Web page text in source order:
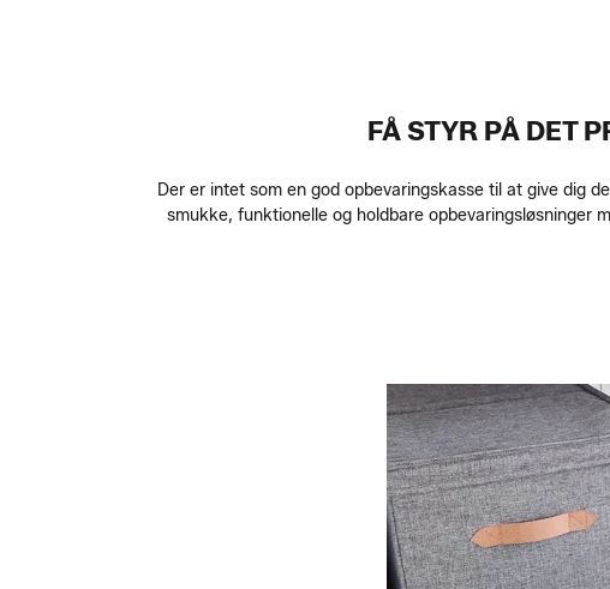
FÅ STYR PÅ DET
Der er intet som en god opbevaringskasse til at give dig
smukke, funktionelle og holdbare opbevaringsløsninger